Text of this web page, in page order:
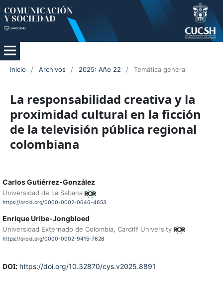
Inicio / Archivos / 2025: Año 22 / Temática general
La responsabilidad creativa y la
proximidad cultural en la ficción
de la televisión pública regional
colombiana
Carlos Gutiérrez-González
Universidad de La Sabana
https://orcid.org/0000-0002-0646-4653
Enrique Uribe-Jongbloed
Universidad Externado de Colombia, Cardiff University
https://orcid.org/0000-0002-9415-7628
DOI: https://doi.org/10.32870/cys.v2025.8891